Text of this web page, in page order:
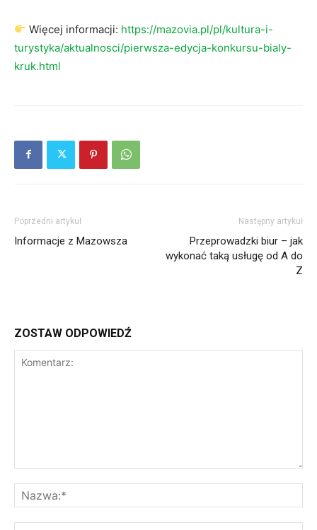
Więcej informacji: https://mazovia.pl/pl/kultura-i-
turystyka/aktualnosci/pierwsza-edycja-konkursu-bialy-
kruk.html
Poprzedni artykuł
Informacje z Mazowsza
Następny artykuł
Przeprowadzki biur – jak
wykonać taką usługę od A do
Z
ZOSTAW ODPOWIEDŹ